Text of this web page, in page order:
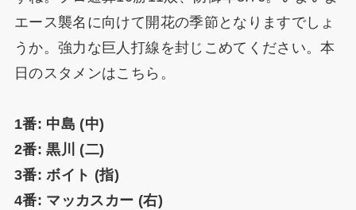
エース襲名に向けて開花の季節となりますでしょ
うか。強力な巨人打線を封じこめてください。本
日のスタメンはこちら。
1番: 中島 (中)
2番: 黒川 (二)
3番: ボイト (指)
4番: マッカスカー (右)